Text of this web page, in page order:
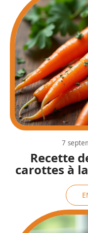
Recette
carottes à
7